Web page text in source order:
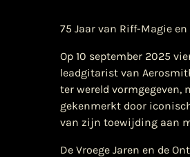
75 Jaar van Riff-Magie
Op 10 september 2025
leadgitarist van
ter wereld vormgegeven,
gekenmerkt door
van zijn toewijding aan
De Vroege Jaren en de